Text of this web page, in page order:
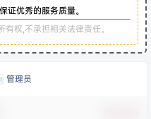
证优秀的服务质量。
权,不承担相关法律责任。
管理员